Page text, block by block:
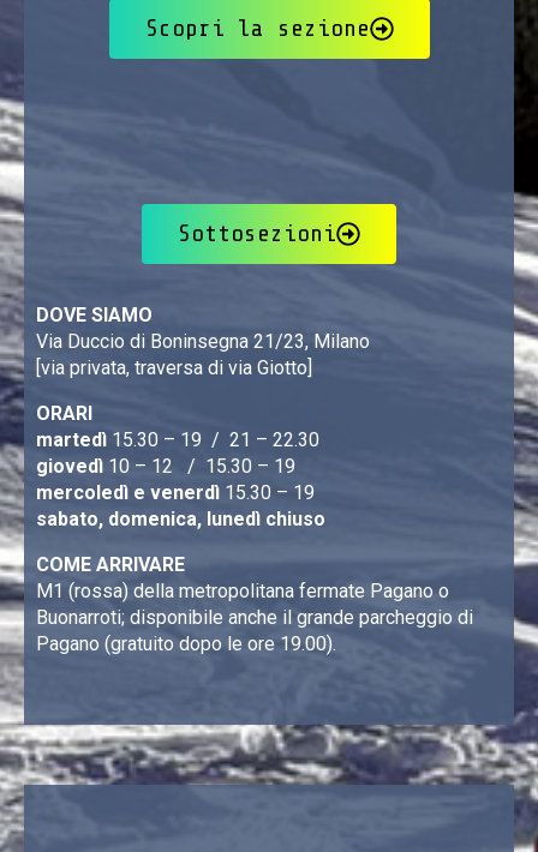
Scopri la sezione
Sottosezioni
DOVE SIAMO
Via Duccio di Boninsegna 21/23, Milano
[via privata, traversa di via Giotto]
ORARI
martedì 15.30 – 19 / 21 – 22.30
giovedì 10 – 12 / 15.30 – 19
mercoledì e venerdì 15.30 – 19
sabato, domenica, lunedì chiuso
COME ARRIVARE
M1 (rossa) della metropolitana fermate Pagano o
Buonarroti; disponibile anche il grande parcheggio di
Pagano (gratuito dopo le ore 19.00).